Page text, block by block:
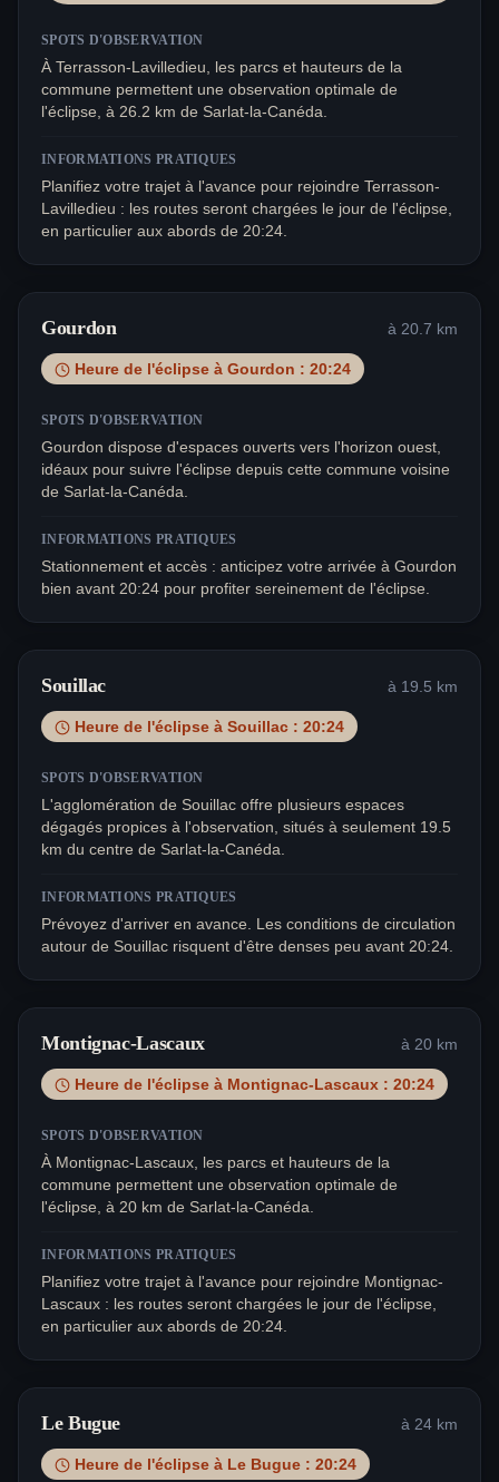
SPOTS D'OBSERVATION
À Terrasson-Lavilledieu, les parcs et hauteurs de la
commune permettent une observation optimale de
l'éclipse, à 26.2 km de Sarlat-la-Canéda.
INFORMATIONS PRATIQUES
Planifiez votre trajet à l'avance pour rejoindre Terrasson-
Lavilledieu : les routes seront chargées le jour de l'éclipse,
en particulier aux abords de 20:24.
Gourdon à 20.7 km
Heure de l'éclipse à Gourdon : 20:24
SPOTS D'OBSERVATION
Gourdon dispose d'espaces ouverts vers l'horizon ouest,
idéaux pour suivre l'éclipse depuis cette commune voisine
de Sarlat-la-Canéda.
INFORMATIONS PRATIQUES
Stationnement et accès : anticipez votre arrivée à Gourdon
bien avant 20:24 pour profiter sereinement de l'éclipse.
Souillac à 19.5 km
Heure de l'éclipse à Souillac : 20:24
SPOTS D'OBSERVATION
L'agglomération de Souillac offre plusieurs espaces
dégagés propices à l'observation, situés à seulement 19.5
km du centre de Sarlat-la-Canéda.
INFORMATIONS PRATIQUES
Prévoyez d'arriver en avance. Les conditions de circulation
autour de Souillac risquent d'être denses peu avant 20:24.
Montignac-Lascaux à 20 km
Heure de l'éclipse à Montignac-Lascaux : 20:24
SPOTS D'OBSERVATION
À Montignac-Lascaux, les parcs et hauteurs de la
commune permettent une observation optimale de
l'éclipse, à 20 km de Sarlat-la-Canéda.
INFORMATIONS PRATIQUES
Planifiez votre trajet à l'avance pour rejoindre Montignac-
Lascaux : les routes seront chargées le jour de l'éclipse,
en particulier aux abords de 20:24.
Le Bugue à 24 km
Heure de l'éclipse à Le Bugue : 20:24